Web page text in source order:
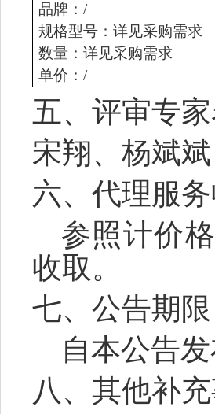
品牌： /
规格型号： 详见采购需求
数量： 详见采购需求
单价： /
五、 评审专家
宋翔、杨斌
六、代理服
参照计价格
收取 。
七、公告期限
自本公告
八、其他补